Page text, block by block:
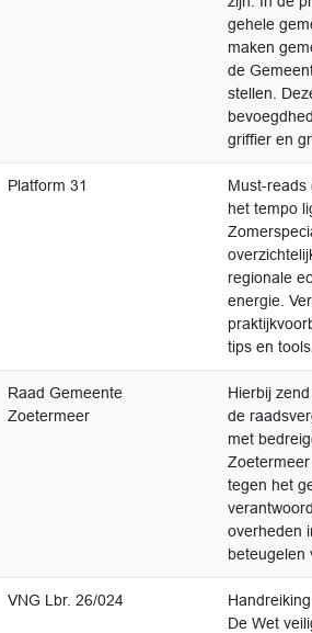
gehele
maken
de
stellen.
griffier en
Platform 31
Must-reads
het tempo
regionale
energie.
tips en tools.
Raad Gemeente
Zoetermeer
Hierbij
de
met
Zoetermeer
tegen het
overheden
beteugelen
VNG Lbr. 26/024
De Wet